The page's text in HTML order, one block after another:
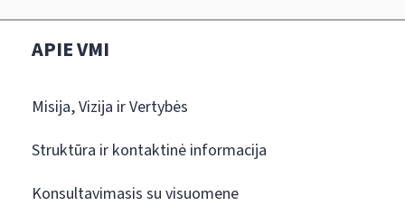
APIE VMI
Misija, Vizija ir Vertybės
Struktūra ir kontaktinė informacija
Konsultavimasis su visuomene